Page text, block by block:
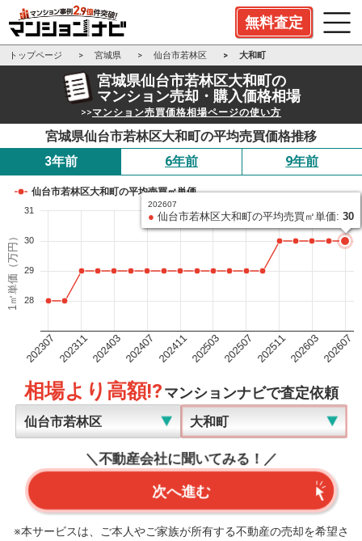
無料査定
トップページ 宮城県 仙台市若林区 大和町
宮城県仙台市若林区大和町の
マンション売却・購入価格相場
>>マンション売買価格相場ページの使い方
宮城県仙台市若林区大和町の平均売買価格推移
3年前
6年前 9年前
1㎡単価（万円）
仙台市若林区大和町の平均売買㎡単価
202307202311202403202407202411202503202507202511202603202607
28
29
30
31
202607
● 仙台市若林区大和町の平均売買㎡単価: 30
相場より高額!?マンションナビで査定依頼
＼不動産会社に聞いてみる！／
次へ進む
※本サービスは、ご本人やご家族が所有する不動産の売却を希望さ